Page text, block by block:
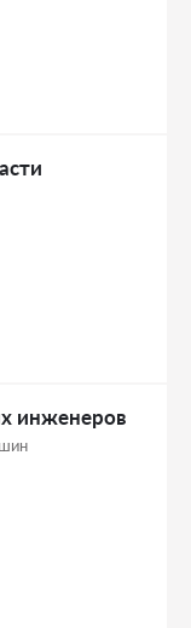
инженеров